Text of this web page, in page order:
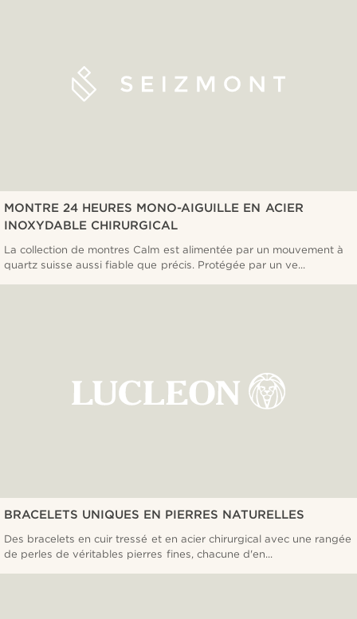
MONTRE 24 HEURES MONO-AIGUILLE EN ACIER
INOXYDABLE CHIRURGICAL
La collection de montres Calm est alimentée par un mouvement à
quartz suisse aussi fiable que précis. Protégée par un ve...
BRACELETS UNIQUES EN PIERRES NATURELLES
Des bracelets en cuir tressé et en acier chirurgical avec une rangée
de perles de véritables pierres fines, chacune d'en...